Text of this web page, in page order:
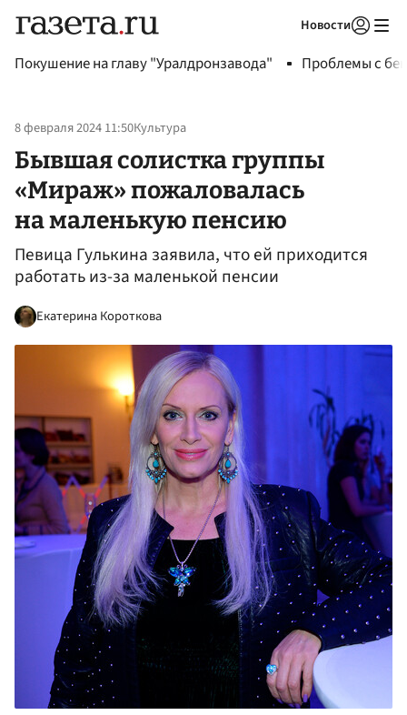
Новости
Покушение на главу "Уралдронзавода" Проблемы с
8 февраля 2024 11:50Культура
Бывшая солистка группы
«Мираж» пожаловалась
на маленькую пенсию
Певица Гулькина заявила, что ей приходится
работать из-за маленькой пенсии
Екатерина Короткова